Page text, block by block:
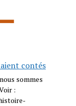
contés
sommes
: